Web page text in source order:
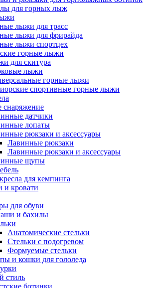
для горных лыж
лыжи для трасс
лыжи для фрирайда
лыжи спортцех
горные лыжи
для скитура
лыжи
горные лыжи
спортивные горные лыжи
снаряжение
датчики
лопаты
рюкзаки и аксессуары
Лавинные рюкзаки
Лавинные рюкзаки и аксессуары
щупы
для кемпинга
и кровати
для обуви
и бахилы
Анатомические стельки
Стельки с подогревом
Формуемые стельки
и кошки для гололеда
стиль
ботинки